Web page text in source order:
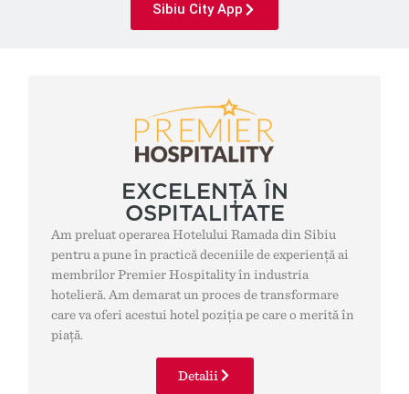
Sibiu City App
EXCELENȚĂ ÎN
OSPITALITATE
Am preluat operarea Hotelului Ramada din Sibiu
pentru a pune în practică deceniile de experiență ai
membrilor Premier Hospitality în industria
hotelieră. Am demarat un proces de transformare
care va oferi acestui hotel poziția pe care o merită în
piață.
Detalii